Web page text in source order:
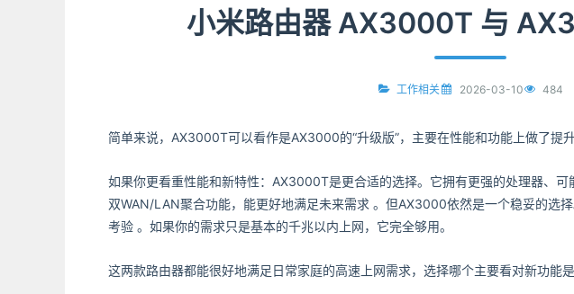
小米路由器 AX3000T 与
工作相关 2026-03-10 484
简单来说，AX3000T可以看作是AX3000的“升级版”，主要在性能和功能上做了提升
如果你更看重性能和新特性：AX3000T是更合适的选择。它拥有更强的处理器、
双WAN/LAN聚合功能，能更好地满足未来需求 。但AX3000依然是一个稳妥的选
考验 。如果你的需求只是基本的千兆以内上网，它完全够用。
这两款路由器都能很好地满足日常家庭的高速上网需求，选择哪个主要看对新功能是